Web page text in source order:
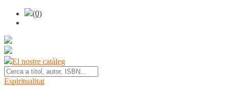
(0)
El nostre catàleg
Espiritualitat